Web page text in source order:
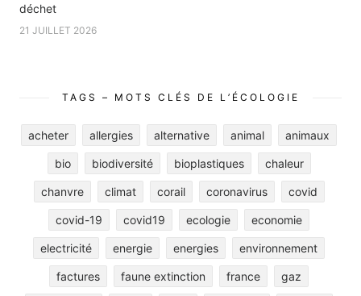
déchet
21 JUILLET 2026
TAGS – MOTS CLÉS DE L’ÉCOLOGIE
acheter allergies alternative animal animaux
bio biodiversité bioplastiques chaleur
chanvre climat corail coronavirus covid
covid-19 covid19 ecologie economie
electricité energie energies environnement
factures faune extinction france gaz